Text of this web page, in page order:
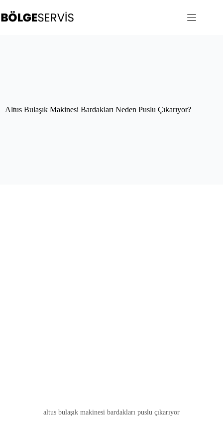
to
content
Altus Bulaşık Makinesi Bardakları Neden Puslu Çıkarıyor?
altus bulaşık makinesi bardakları puslu çıkarıyor